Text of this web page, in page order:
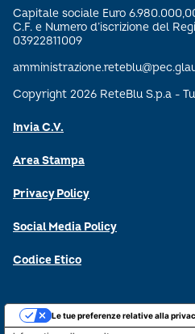
Capitale sociale Euro
C.F. e Numero d’iscrizione del
03922811009
Copyright 2026 ReteBlu S.p.a -
Invia C.V.
Area Stampa
Privacy Policy
Social Media Policy
Codice Etico
Le tue preferenze relative alla